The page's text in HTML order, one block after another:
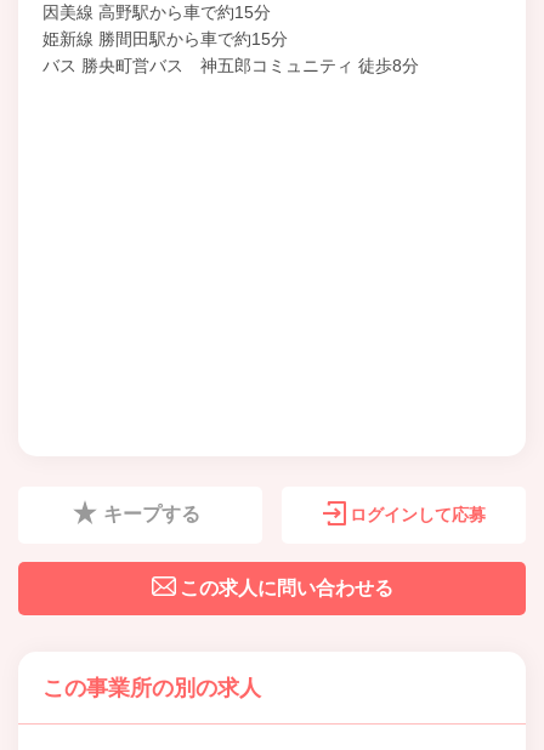
因美線 高野駅から車で約15分
姫新線 勝間田駅から車で約15分
バス 勝央町営バス 神五郎コミュニティ 徒歩8分
キープする ログインして応募
この求人に問い合わせる
この事業所の別の求人